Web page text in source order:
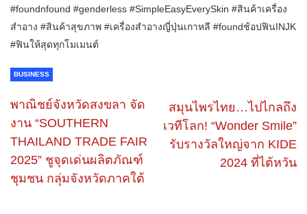
#foundnfound #genderless #SimpleEasyEverySkin #สินค้าเครื่อง
สำอาง #สินค้าสุขภาพ #เครื่องสำอางญี่ปุ่นเกาหลี #foundช้อปฟินINJK
#ฟินให้สุดทุกโมเมนต์
BUSINESS
พาณิชย์จังหวัดสงขลา จัด
งาน “SOUTHERN
THAILAND TRADE FAIR
2025” ชูจุดเด่นผลิตภัณฑ์
ชุมชน กลุ่มจังหวัดภาคใต้
สมุนไพรไทย…ไปไกลถึง
เวทีโลก! “Wonder Smile”
รับรางวัลใหญ่จาก KIDE
2024 ที่ไต้หวัน